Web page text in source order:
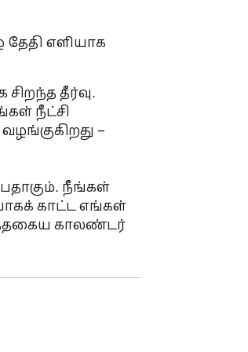
எளியாக
தீர்வு.
நீட்சி
–
நீங்கள்
காட்ட எங்கள்
காலண்டர்
இருக்க,
நிலை